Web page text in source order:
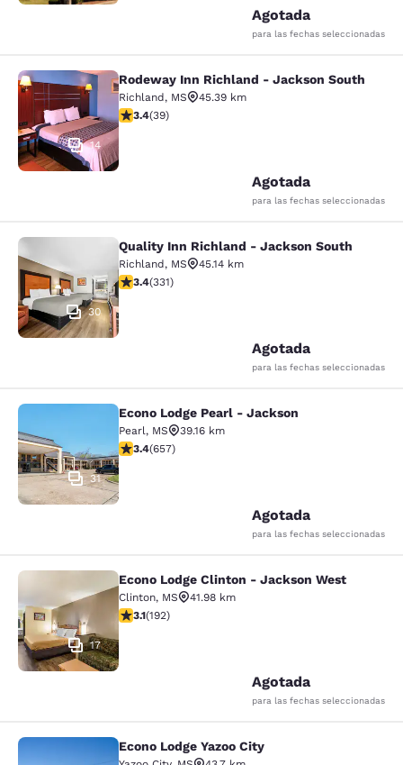
Agotada
para las fechas seleccionadas
Rodeway Inn Richland - Jackson
14
Rodeway Inn Richland - Jackson South
Richland, MS
45.39 km
Calificación de 3.44 estrellas. Bueno. 39 reseñas
3.4(39)
Agotada
para las fechas seleccionadas
Quality Inn Richland - Jackson
30
Quality Inn Richland - Jackson South
Richland, MS
45.14 km
Calificación de 3.4 estrellas. Bueno. 331 reseñas
3.4(331)
Agotada
para las fechas seleccionadas
Econo Lodge Pearl - Jackson
31
Econo Lodge Pearl - Jackson
Pearl, MS
39.16 km
Calificación de 3.36 estrellas. Bueno. 657 reseñas
3.4(657)
Agotada
para las fechas seleccionadas
Econo Lodge Clinton - Jackson
17
Econo Lodge Clinton - Jackson West
Clinton, MS
41.98 km
Calificación de 3.14 estrellas. Bueno. 192 reseñas
3.1(192)
Agotada
para las fechas seleccionadas
Econo Lodge Yazoo City
Econo Lodge Yazoo City